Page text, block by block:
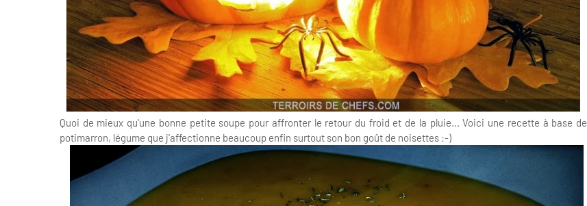
Quoi de mieux qu'une bonne petite soupe pour affronter le retour du froid et de la pluie... Voici une recette à base de
potimarron, légume que j'affectionne beaucoup enfin surtout son bon goût de noisettes :-)